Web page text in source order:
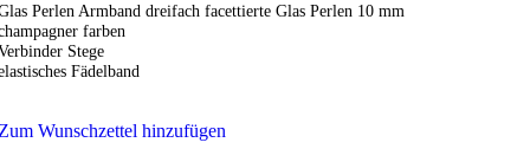
Perlen Armband dreifach facettierte Glas Perlen 10 mm
farben
Stege
Fädelband
Wunschzettel hinzufügen